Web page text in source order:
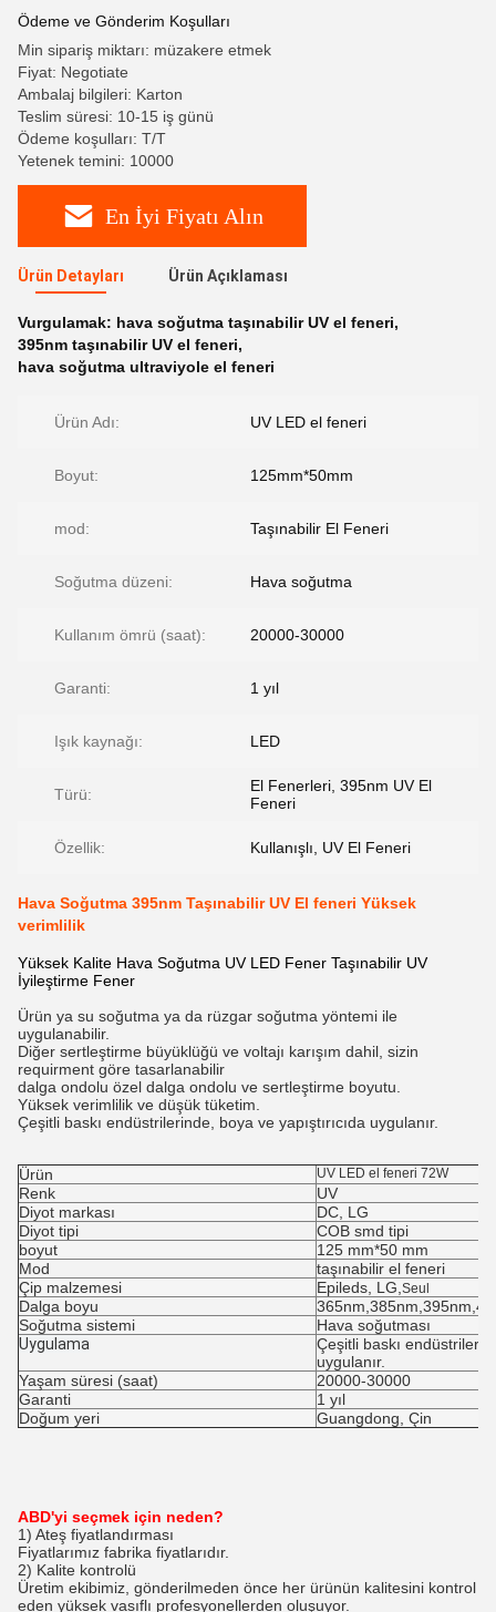
Ödeme ve Gönderim Koşulları
Min sipariş miktarı: müzakere etmek
Fiyat: Negotiate
Ambalaj bilgileri: Karton
Teslim süresi: 10-15 iş günü
Ödeme koşulları: T/T
Yetenek temini: 10000
En İyi Fiyatı Alın
Ürün Detayları Ürün Açıklaması
Vurgulamak: hava soğutma taşınabilir UV el feneri,
395nm taşınabilir UV el feneri,
hava soğutma ultraviyole el feneri
Ürün Adı: UV LED el feneri
Boyut: 125mm*50mm
mod: Taşınabilir El Feneri
Soğutma düzeni: Hava soğutma
Kullanım ömrü (saat): 20000-30000
Garanti: 1 yıl
Işık kaynağı: LED
Türü:
El Fenerleri, 395nm UV El
Feneri
Özellik: Kullanışlı, UV El Feneri
Hava Soğutma 395nm Taşınabilir UV El feneri Yüksek
verimlilik
Yüksek Kalite Hava Soğutma UV LED Fener Taşınabilir UV
İyileştirme Fener
Ürün ya su soğutma ya da rüzgar soğutma yöntemi ile
uygulanabilir.
Diğer sertleştirme büyüklüğü ve voltajı karışım dahil, sizin
requirment göre tasarlanabilir
dalga ondolu özel dalga ondolu ve sertleştirme boyutu.
Yüksek verimlilik ve düşük tüketim.
Çeşitli baskı endüstrilerinde, boya ve yapıştırıcıda uygulanır.
Ürün UV LED el feneri 72W
Renk
UV
Diyot markası
DC, LG
Diyot tipi
COB smd tipi
boyut
125 mm*50 mm
Mod
taşınabilir el feneri
Çip malzemesi
Epileds, LG, Seul
Dalga boyu
Soğutma sistemi
Hava soğutması
Uygulama
Çeşitli baskı
uygulanır.
Yaşam süresi (saat)
20000-30000
Garanti
1 yıl
Doğum yeri
Guangdong, Çin
ABD'yi seçmek için neden?
1) Ateş fiyatlandırması
Fiyatlarımız fabrika fiyatlarıdır.
2) Kalite kontrolü
Üretim ekibimiz, gönderilmeden önce her ürünün kalitesini kontrol
eden yüksek vasıflı profesyonellerden oluşuyor.